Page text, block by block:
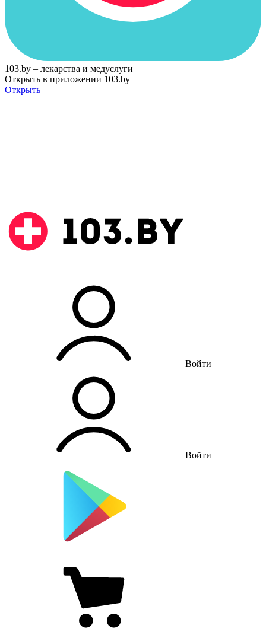
103.by – лекарства и медуслуги
Открыть в приложении 103.by
Открыть
Войти
Войти